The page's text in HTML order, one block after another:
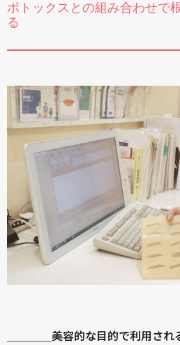
ボトックスとの組み合わせで
る
＿＿＿＿美容的な目的で利用さ